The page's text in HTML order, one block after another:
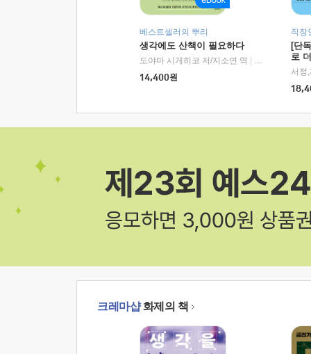
베스트셀러의 뿌리
생각에도 산책이 필요하다
도야마 시게히코 저/지소연 역
알에이치코리
14,400원
직장
[단
로
크레마샵화제의 책